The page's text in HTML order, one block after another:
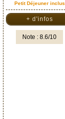
Petit Déjeuner inclus
+ d'infos
Note : 8.6/10